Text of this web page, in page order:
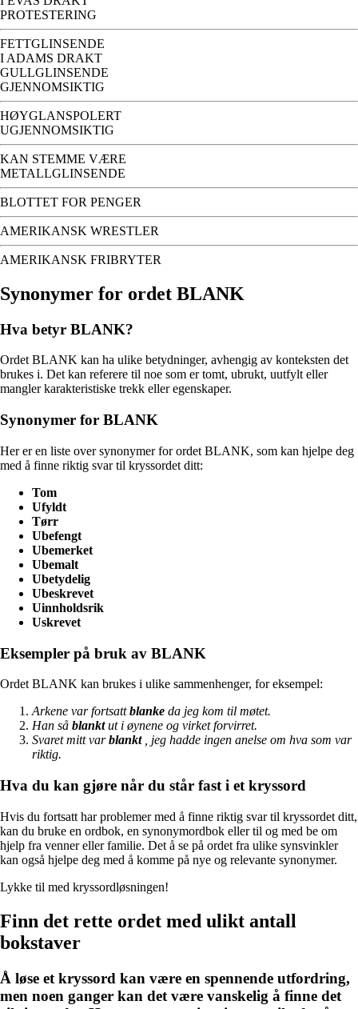
PROTESTERING
FETTGLINSENDE
I ADAMS DRAKT
GULLGLINSENDE
GJENNOMSIKTIG
HØYGLANSPOLERT
UGJENNOMSIKTIG
KAN STEMME VÆRE
METALLGLINSENDE
BLOTTET FOR PENGER
AMERIKANSK WRESTLER
AMERIKANSK FRIBRYTER
Synonymer for ordet BLANK
Hva betyr BLANK?
Ordet BLANK kan ha ulike betydninger, avhengig av konteksten det
brukes i. Det kan referere til noe som er tomt, ubrukt, uutfylt eller
mangler karakteristiske trekk eller egenskaper.
Synonymer for BLANK
Her er en liste over synonymer for ordet BLANK, som kan hjelpe deg
med å finne riktig svar til kryssordet ditt:
Tom
Ufyldt
Tørr
Ubefengt
Ubemerket
Ubemalt
Ubetydelig
Ubeskrevet
Uinnholdsrik
Uskrevet
Eksempler på bruk av BLANK
Ordet BLANK kan brukes i ulike sammenhenger, for eksempel:
Arkene var fortsattblanke da jeg kom til møtet.
Han så blanktut i øynene og virket forvirret.
Svaret mitt varblankt, jeg hadde ingen anelse om hva som var
riktig.
Hva du kan gjøre når du står fast i et kryssord
Hvis du fortsatt har problemer med å finne riktig svar til kryssordet ditt,
kan du bruke en ordbok, en synonymordbok eller til og med be om
hjelp fra venner eller familie. Det å se på ordet fra ulike synsvinkler
kan også hjelpe deg med å komme på nye og relevante synonymer.
Lykke til med kryssordløsningen!
Finn det rette ordet med ulikt antall
bokstaver
Å løse et kryssord kan være en spennende utfordring,
men noen ganger kan det være vanskelig å finne det